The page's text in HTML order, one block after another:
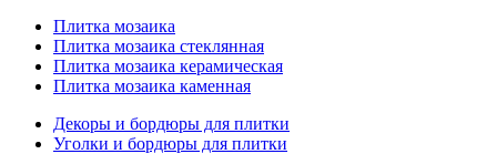
Плитка мозаика
Плитка мозаика стеклянная
Плитка мозаика керамическая
Плитка мозаика каменная
Декоры и бордюры для плитки
Уголки и бордюры для плитки